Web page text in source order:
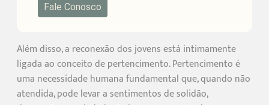
Fale Conosco
Além disso, a reconexão dos jovens está intimamente
ligada ao conceito de pertencimento. Pertencimento é
uma necessidade humana fundamental que, quando não
atendida, pode levar a sentimentos de solidão,